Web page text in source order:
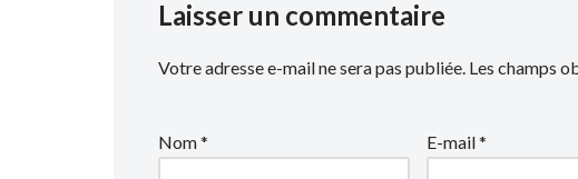
Laisser un commentaire
Votre adresse e-mail ne sera pas publiée. Les champs
Nom* E-mail*